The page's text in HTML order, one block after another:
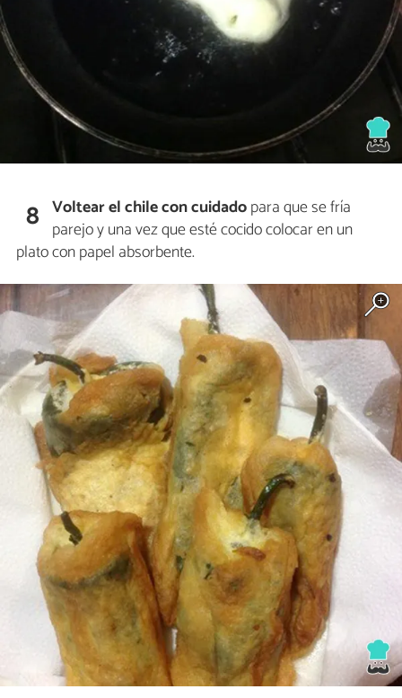
8 Voltear el chile con cuidadopara que se fría
parejo y una vez que esté cocido colocar en un
plato con papel absorbente.